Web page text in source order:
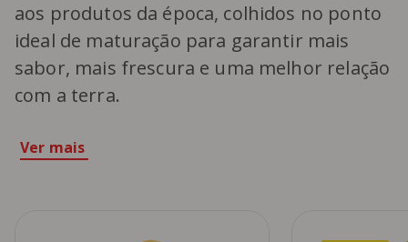
aos produtos da época, colhidos no ponto
ideal de maturação para garantir mais
sabor, mais frescura e uma melhor relação
com a terra.
Ver mais